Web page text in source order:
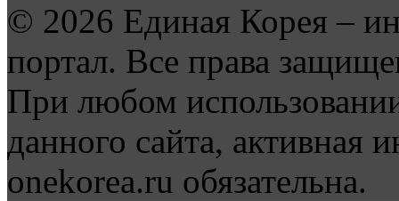
© 2026 Единая Корея –
портал. Все права
При любом
данного сайта, активная
onekorea.ru обязательна.